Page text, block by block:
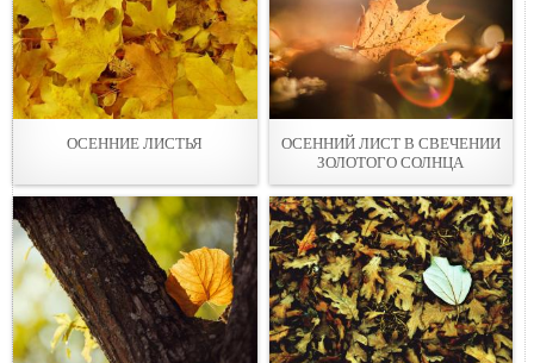
ОСЕННИЕ ЛИСТЬЯ
ОСЕННИЙ ЛИСТ В СВЕЧЕНИИ
ЗОЛОТОГО СОЛНЦА